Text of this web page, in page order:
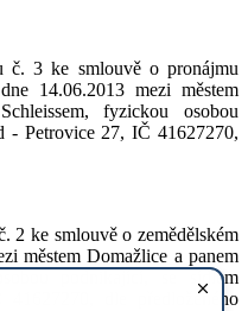
č. 3 ke smlouvě o pronájmu
14.06.2013 mezi městem
fyzickou osobou
- Petrovice 27, IČ 41627270,
2 ke smlouvě o zemědělském
městem Domažlice a panem
podnikající, se sídlem
dle předloženého